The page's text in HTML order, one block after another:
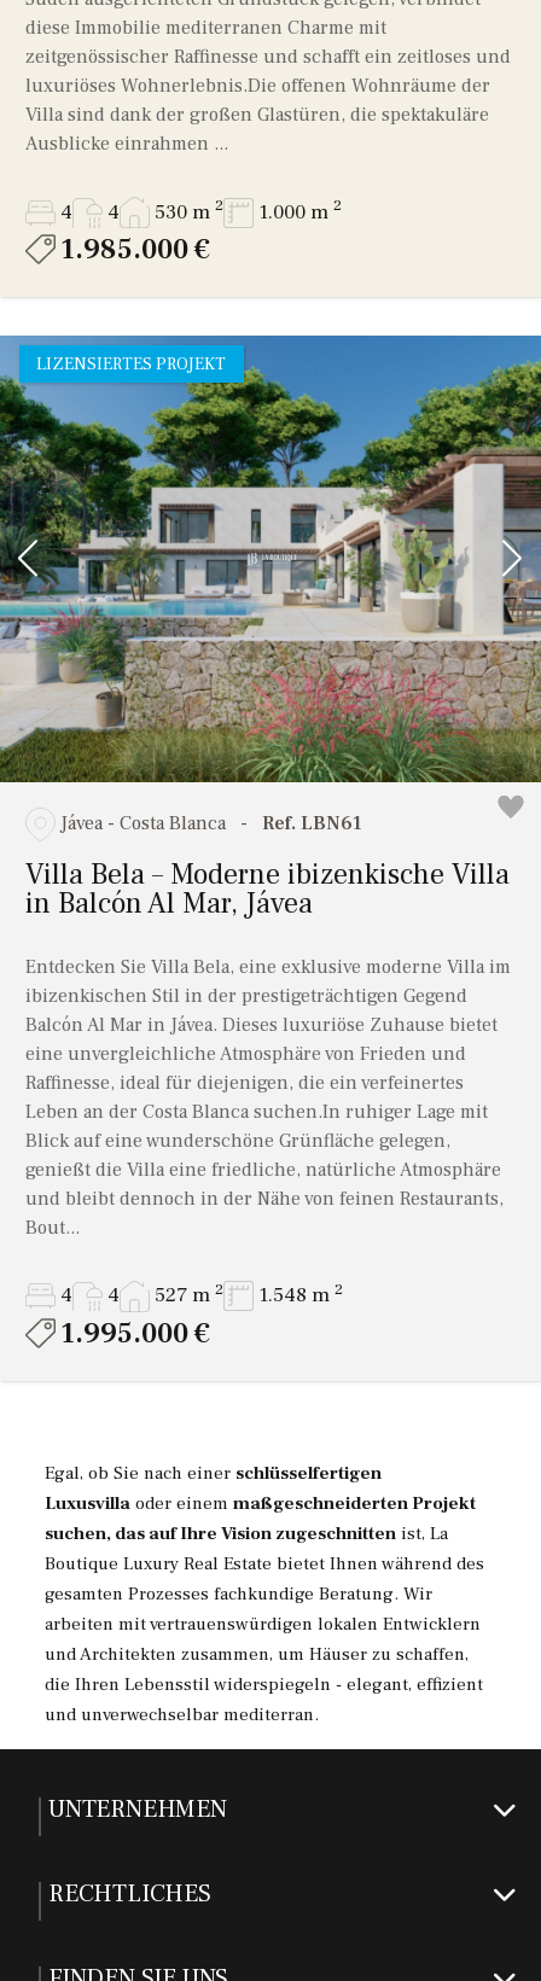
diese Immobilie mediterranen Charme mit
zeitgenössischer Raffinesse und schafft ein zeitloses und
luxuriöses Wohnerlebnis.Die offenen Wohnräume der
Villa sind dank der großen Glastüren, die spektakuläre
Ausblicke einrahmen ...
4 4 530 m 2 1.000 m 2
1.985.000 €
LIZENSIERTES PROJEKT
Jávea - Costa Blanca - Ref. LBN61
Villa Bela – Moderne ibizenkische Villa
in Balcón Al Mar, Jávea
Entdecken Sie Villa Bela, eine exklusive moderne Villa im
ibizenkischen Stil in der prestigeträchtigen Gegend
Balcón Al Mar in Jávea. Dieses luxuriöse Zuhause bietet
eine unvergleichliche Atmosphäre von Frieden und
Raffinesse, ideal für diejenigen, die ein verfeinertes
Leben an der Costa Blanca suchen.In ruhiger Lage mit
Blick auf eine wunderschöne Grünfläche gelegen,
genießt die Villa eine friedliche, natürliche Atmosphäre
und bleibt dennoch in der Nähe von feinen Restaurants,
Bout...
4 4 527 m 2 1.548 m 2
1.995.000 €
Egal, ob Sie nach einer schlüsselfertigen
Luxusvilla oder einemmaßgeschneiderten Projekt
suchen, das auf Ihre Vision zugeschnitten ist, La
Boutique Luxury Real Estate bietet Ihnen während des
gesamten Prozesses fachkundige Beratung. Wir
arbeiten mit vertrauenswürdigen lokalen Entwicklern
und Architekten zusammen, um Häuser zu schaffen,
die Ihren Lebensstil widerspiegeln - elegant, effizient
und unverwechselbar mediterran.
UNTERNEHMEN
RECHTLICHES